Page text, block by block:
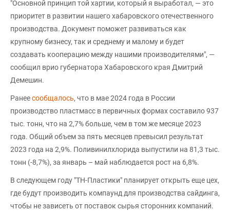
"Основной принцип той хартии, который я выработал, — это
приоритет в развитии нашего хабаровского отечественного
производства. Документ поможет развиваться как
крупному бизнесу, так и среднему и малому и будет
создавать кооперацию между нашими производителями", —
сообщил врио губернатора Хабаровского края Дмитрий
Демешин.
Ранеесообщалось, что в мае 2024 года в России
производство пластмасс в первичных формах составило 937
тыс. тонн, что на 2,7% больше, чем в том же месяце 2023
года. Общий объем за пять месяцев превысил результат
2023 года на 2,9%. Поливинилхлорида выпустили на 81,3 тыс.
тонн (-8,7%), за январь – май наблюдается рост на 6,8%.
В следующем году "ТН-Пластики" планирует открыть еще цех,
где будут производить компаунд для производства сайдинга,
чтобы не зависеть от поставок сырья сторонних компаний.